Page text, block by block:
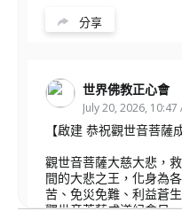
分享
世界佛教正心會
July 20, 2026, 10:47
【啟建 恭祝觀世音菩薩
觀世音菩薩大慈大悲，
間的大悲之王，化身為
苦、免災免難、利益蒼
觀世音菩薩成道紀念日